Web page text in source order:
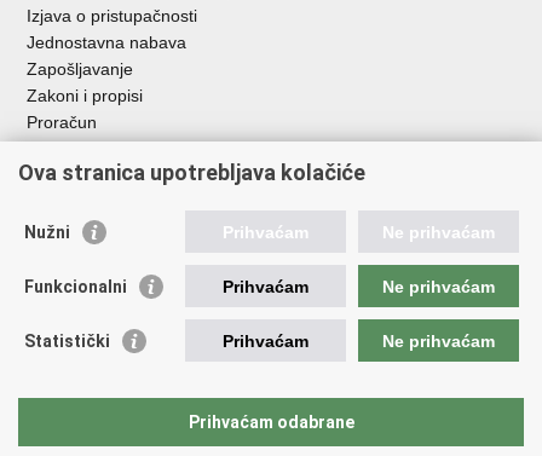
Izjava o pristupačnosti
Jednostavna nabava
Zapošljavanje
Zakoni i propisi
Proračun
RH
Važne poveznice
Hrvatska agencija za poljoprivredu i hranu
Agencija za plaćanja u poljoprivredi, ribarstvu i ruralnom
razvoju
Hrvatske šume
Pučka pravobraniteljica
Ova stranica upotrebljava kolačiće
Nužni Prihvaćam Ne prihvaćam
Funkcionalni Prihvaćam Ne prihvaćam
Statistički Prihvaćam Ne prihvaćam
Prihvaćam odabrane